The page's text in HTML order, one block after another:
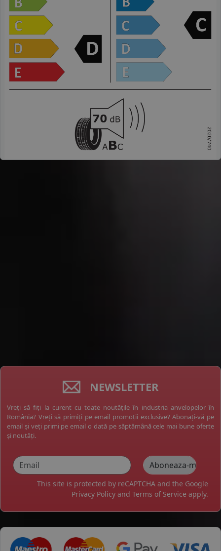
NEWSLETTER
Vreți să fiți la curent cu toate noutățile în industria anvelopelor în
România? Vreți să primiți pe email promoții exclusive? Abonați-vă pe
email și veți primi pe email o dată pe săptămână cele mai bune oferte
și noutăți.
This site is protected by reCAPTCHA and the Google
Privacy Policy and Terms of Service apply.